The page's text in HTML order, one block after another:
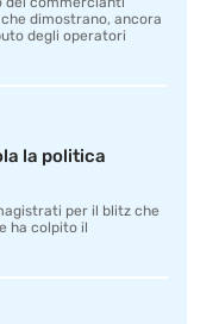
dimostrano, ancora
degli operatori
la politica
per il blitz che
ha colpito il